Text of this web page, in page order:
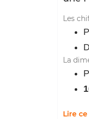
Les
La
Lire